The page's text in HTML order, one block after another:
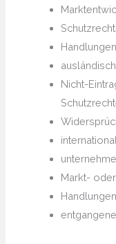
Nicht-
Markt-